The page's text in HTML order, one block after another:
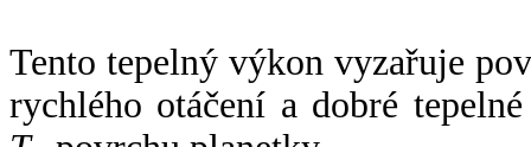
Tento tepelný výkon vyzařuje
rychlého otáčení a dobré